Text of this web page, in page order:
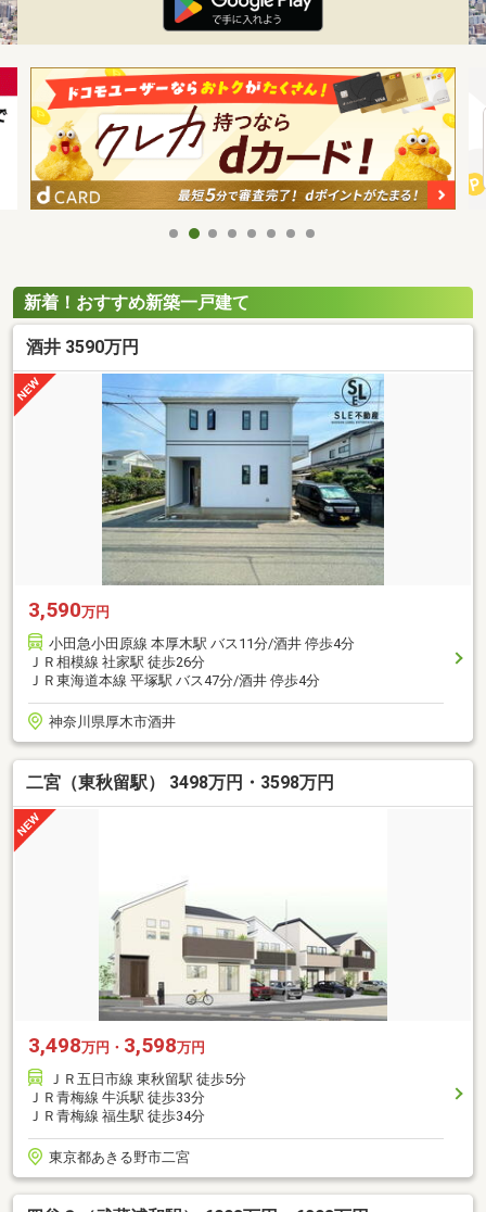
新着！おすすめ新築一戸建て
酒井 3590万円
3,590万円
小田急小田原線 本厚木駅 バス11分/酒井 停歩4分
ＪＲ相模線 社家駅 徒歩26分
ＪＲ東海道本線 平塚駅 バス47分/酒井 停歩4分
神奈川県厚木市酒井
二宮（東秋留駅） 3498万円・3598万円
3,498万円・ 3,598万円
ＪＲ五日市線 東秋留駅 徒歩5分
ＪＲ青梅線 牛浜駅 徒歩33分
ＪＲ青梅線 福生駅 徒歩34分
東京都あきる野市二宮